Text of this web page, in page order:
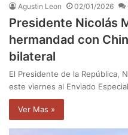
Agustin Leon 02/01/2026
Presidente Nicolás
hermandad con
bilateral
El Presidente de la República,
este viernes al Enviado
Ver Mas »